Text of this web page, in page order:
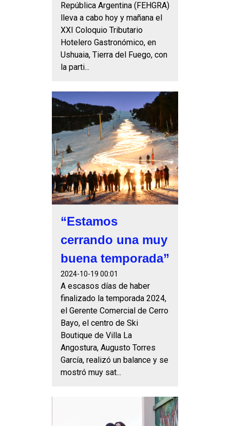
República Argentina (FEHGRA)
lleva a cabo hoy y mañana el
XXI Coloquio Tributario
Hotelero Gastronómico, en
Ushuaia, Tierra del Fuego, con
la parti...
“Estamos
cerrando una muy
buena temporada”
2024-10-19 00:01
A escasos días de haber
finalizado la temporada 2024,
el Gerente Comercial de Cerro
Bayo, el centro de Ski
Boutique de Villa La
Angostura, Augusto Torres
García, realizó un balance y se
mostró muy sat...